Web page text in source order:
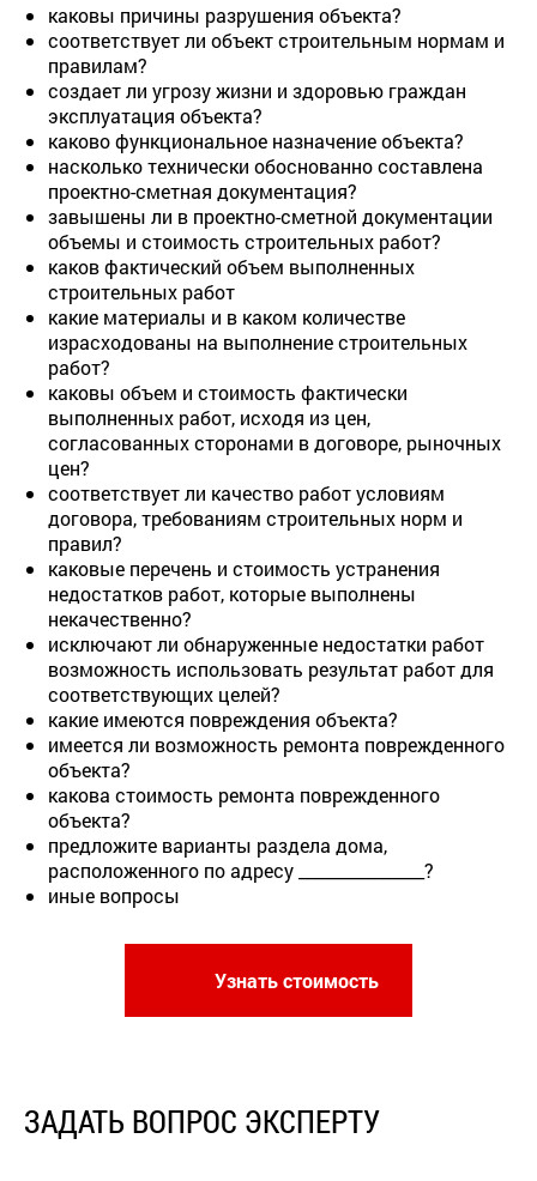
каковы причины разрушения объекта?
соответствует ли объект строительным нормам и
правилам?
создает ли угрозу жизни и здоровью граждан
эксплуатация объекта?
каково функциональное назначение объекта?
насколько технически обоснованно составлена
проектно-сметная документация?
завышены ли в проектно-сметной документации
объемы и стоимость строительных работ?
каков фактический объем выполненных
строительных работ
какие материалы и в каком количестве
израсходованы на выполнение строительных
работ?
каковы объем и стоимость фактически
выполненных работ, исходя из цен,
согласованных сторонами в договоре, рыночных
цен?
соответствует ли качество работ условиям
договора, требованиям строительных норм и
правил?
каковые перечень и стоимость устранения
недостатков работ, которые выполнены
некачественно?
исключают ли обнаруженные недостатки работ
возможность использовать результат работ для
соответствующих целей?
какие имеются повреждения объекта?
имеется ли возможность ремонта поврежденного
объекта?
какова стоимость ремонта поврежденного
объекта?
предложите варианты раздела дома,
расположенного по адресу _______________?
иные вопросы
Узнать стоимость
ЗАДАТЬ ВОПРОС ЭКСПЕРТУ